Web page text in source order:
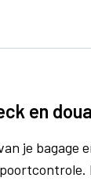
en
je bagage